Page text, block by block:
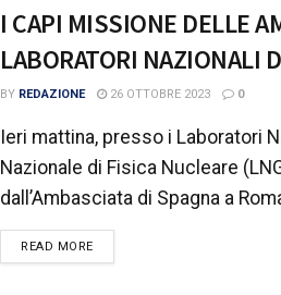
I CAPI MISSIONE DELLE
LABORATORI NAZIONALI
BY REDAZIONE 26 OTTOBRE 2023 0
Ieri mattina, presso i Laboratori
Nazionale di Fisica Nucleare
dall’Ambasciata di Spagna a
READ MOREDETAILS